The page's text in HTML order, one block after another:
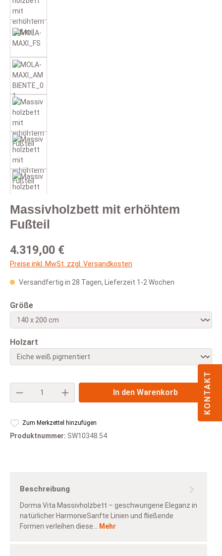
Massivholzbett mit erhöhtem
Fußteil
Regulärer Preis:
4.319,00 €
Preise inkl. MwSt. zzgl. Versandkosten
Versandfertig in 28 Tagen, Lieferzeit 1-2 Wochen
Größeauswählen
Holzart
Produkt Anzahl: Gib den gewünschten
In den Warenkorb
Zum Merkzettel hinzufügen
Produktnummer: SW10348.54
Beschreibung
Dorma Vita Massivholzbett – geschwungene Eleganz in
natürlicher HarmonieSanfte Linien und fließende
Formen verleihen diese…
Mehr
KONTAKT